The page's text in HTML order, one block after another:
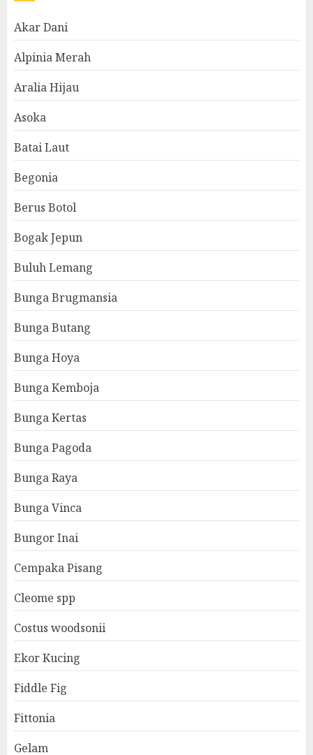
Akar Dani
Alpinia Merah
Aralia Hijau
Asoka
Batai Laut
Begonia
Berus Botol
Bogak Jepun
Buluh Lemang
Bunga Brugmansia
Bunga Butang
Bunga Hoya
Bunga Kemboja
Bunga Kertas
Bunga Pagoda
Bunga Raya
Bunga Vinca
Bungor Inai
Cempaka Pisang
Cleome spp
Costus woodsonii
Ekor Kucing
Fiddle Fig
Fittonia
Gelam